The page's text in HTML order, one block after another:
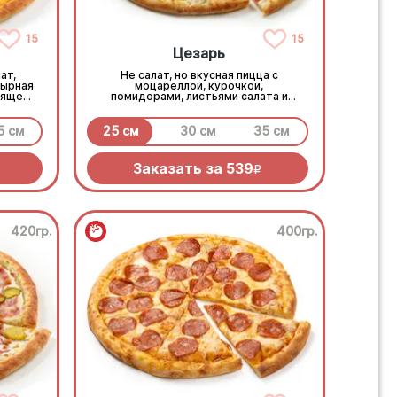
15
см
15
Цезарь
Не салат, но вкусная пицца с
моцареллой, курочкой,
помидорами, листьями салата и
25 см 30 см 35 см
Заказать за 539R
420гр. 400гр.